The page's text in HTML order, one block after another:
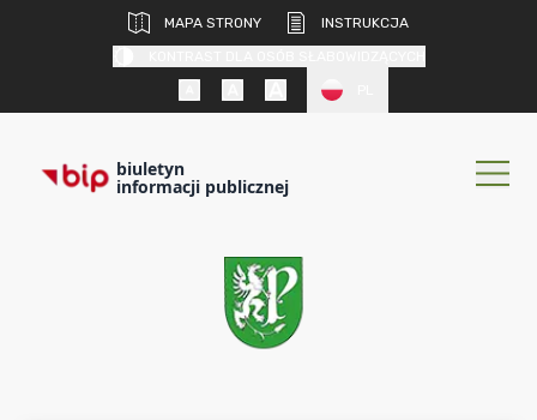
MAPA STRONY
INSTRUKCJA
biuletyn
informacji publicznej